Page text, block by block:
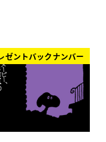
ゼントバックナンバー